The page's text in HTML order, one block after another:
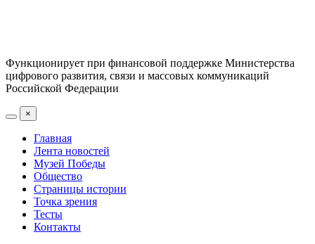
Функционирует при финансовой поддержке Министерства
цифрового развития, связи и массовых коммуникаций
Российской Федерации
×
Главная
Лента новостей
Музей Победы
Общество
Страницы истории
Точка зрения
Тесты
Контакты